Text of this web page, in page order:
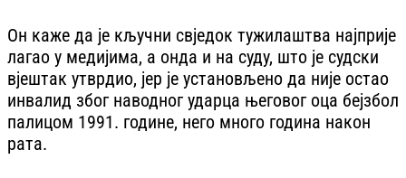
Он каже да је кључни свједок тужилаштва најприје
лагао у медијима, а онда и на суду, што је судски
вјештак утврдио, јер је установљено да није остао
инвалид због наводног ударца његовог оца бејзбол
палицом 1991. године, него много година након
рата.